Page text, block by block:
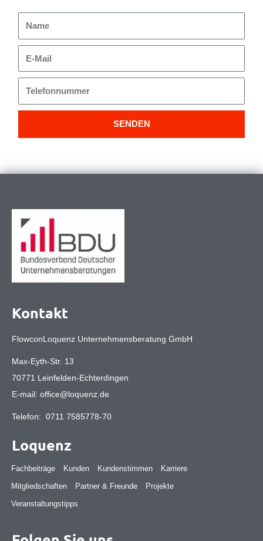
Mail
SENDEN
Kontakt
FlowconLoquenz Unternehmensberatung GmbH
Max-Eyth-Str. 13
70771 Leinfelden-Echterdingen
E-mail: office@loquenz.de
Telefon: 0711 7585778-70
Loquenz
Fachbeiträge Kunden Kundenstimmen
Karriere
Mitgliedschaften
Partner & Freunde
Projekte
Veranstaltungstipps